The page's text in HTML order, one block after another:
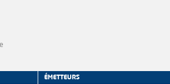
ÉMETTEURS